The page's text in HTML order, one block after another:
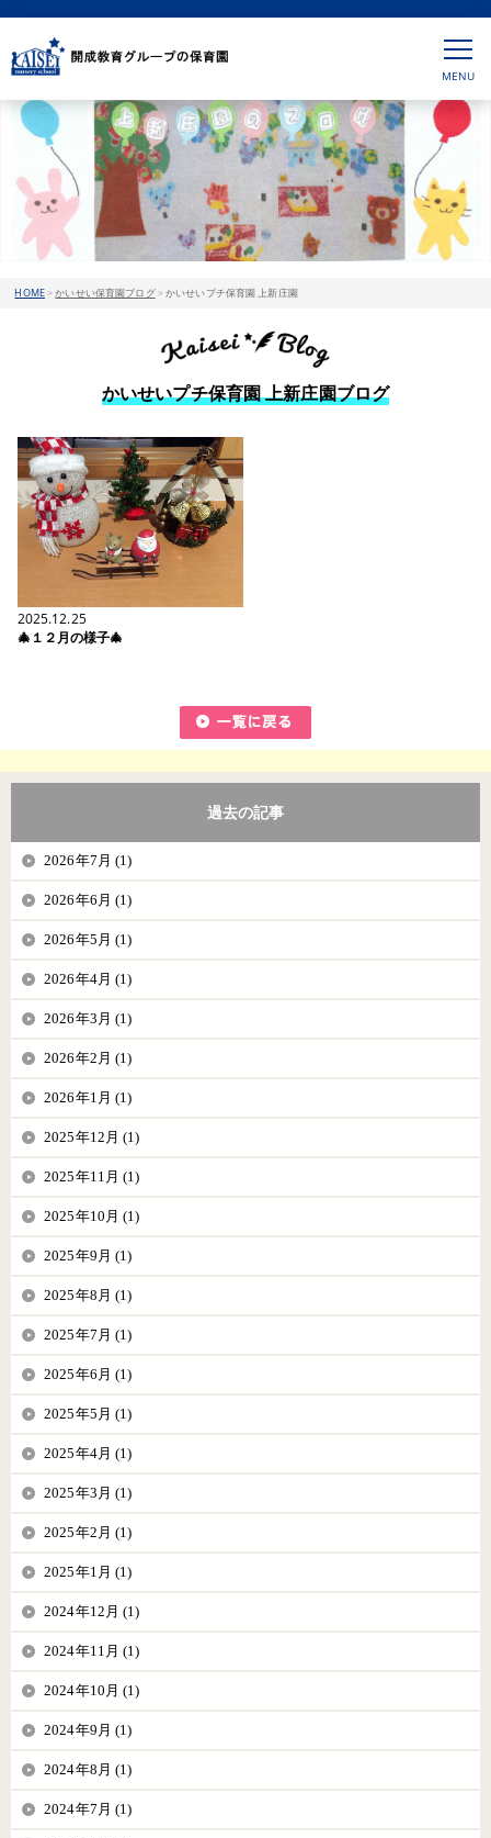
HOME>かいせい保育園ブログ>かいせいプチ保育園 上新庄園
かいせいプチ保育園 上新庄園ブログ
2025.12.25
🎄１２月の様子🎄
過去の記事
2026年7月 (1)
2026年6月 (1)
2026年5月 (1)
2026年4月 (1)
2026年3月 (1)
2026年2月 (1)
2026年1月 (1)
2025年12月 (1)
2025年11月 (1)
2025年10月 (1)
2025年9月 (1)
2025年8月 (1)
2025年7月 (1)
2025年6月 (1)
2025年5月 (1)
2025年4月 (1)
2025年3月 (1)
2025年2月 (1)
2025年1月 (1)
2024年12月 (1)
2024年11月 (1)
2024年10月 (1)
2024年9月 (1)
2024年8月 (1)
2024年7月 (1)